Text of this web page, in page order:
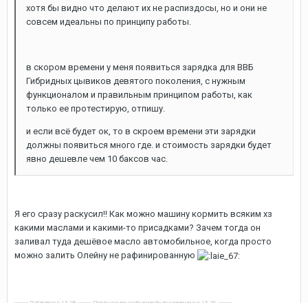
хотя бы видно что делают их не распиздосы, но и они не
совсем идеальны по принципу работы.
в скором времени у меня появиться зарядка для ВВБ
Гибридных цывиков девятого поколения, с нужным
функционалом и правильным принципом работы, как
только ее протестирую, отпишу.
и если всё будет ок, то в скроем времени эти зарядки
должны появиться много где. и стоимость зарядки будет
явно дешевле чем 10 баксов час.
Я его сразу раскусил!! Как можно машину кормить всяким хз
какими маслами и какими-то присадками? Зачем тогда он
заливал туда дешёвое масло автомобильное, когда просто
можно залить Олейну не рафинированную